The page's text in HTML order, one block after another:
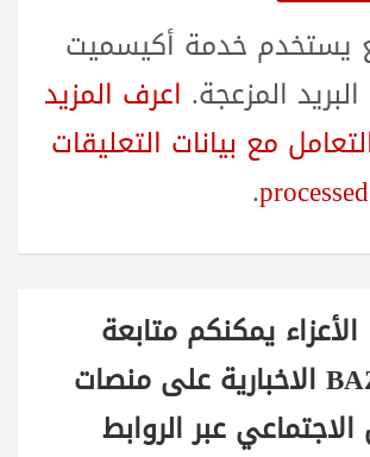
يستخدم خدمة أكيسميت
المزعجة. اعرف المزيد
مع بيانات التعليقات
.
الأعزاء يمكنكم متابعة
وكالة BAZ الاخبارية على منصات
الاجتماعي عبر الروابط